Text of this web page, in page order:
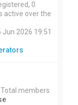
0
active over the
Jun 2026 19:51
Total members